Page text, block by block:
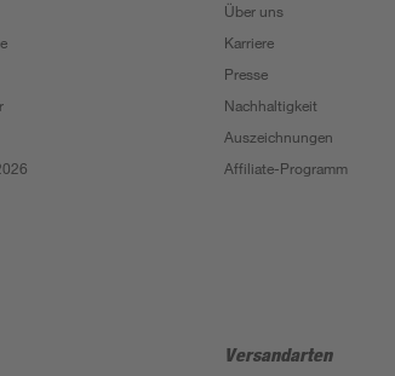
Über uns
Karriere
Presse
Nachhaltigkeit
Auszeichnungen
Affiliate-Programm
Versandarten